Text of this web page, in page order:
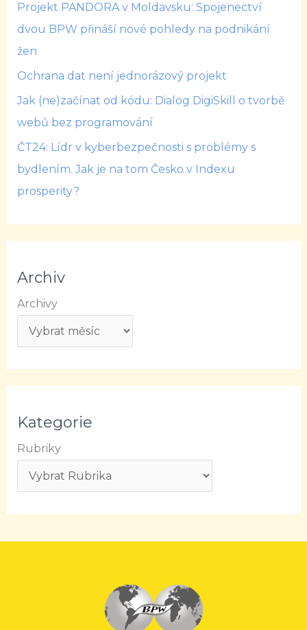
Projekt PANDORA v Moldavsku: Spojenectví
dvou BPW přináší nové pohledy na podnikání
žen
Ochrana dat není jednorázový projekt
Jak (ne)začínat od kódu: Dialog DigiSkill o tvorbě
webů bez programování
ČT24: Lídr v kyberbezpečnosti s problémy s
bydlením. Jak je na tom Česko v Indexu
prosperity?
Archiv
Archivy
Kategorie
Rubriky